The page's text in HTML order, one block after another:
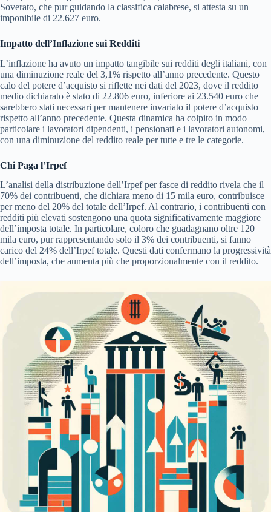
Soverato, che pur guidando la classifica calabrese, si attesta su un
imponibile di 22.627 euro.
Impatto dell’Inflazione sui Redditi
L’inflazione ha avuto un impatto tangibile sui redditi degli italiani, con
una diminuzione reale del 3,1% rispetto all’anno precedente. Questo
calo del potere d’acquisto si riflette nei dati del 2023, dove il reddito
medio dichiarato è stato di 22.806 euro, inferiore ai 23.540 euro che
sarebbero stati necessari per mantenere invariato il potere d’acquisto
rispetto all’anno precedente. Questa dinamica ha colpito in modo
particolare i lavoratori dipendenti, i pensionati e i lavoratori autonomi,
con una diminuzione del reddito reale per tutte e tre le categorie.
Chi Paga l’Irpef
L’analisi della distribuzione dell’Irpef per fasce di reddito rivela che il
70% dei contribuenti, che dichiara meno di 15 mila euro, contribuisce
per meno del 20% del totale dell’Irpef. Al contrario, i contribuenti con
redditi più elevati sostengono una quota significativamente maggiore
dell’imposta totale. In particolare, coloro che guadagnano oltre 120
mila euro, pur rappresentando solo il 3% dei contribuenti, si fanno
carico del 24% dell’Irpef totale. Questi dati confermano la progressività
dell’imposta, che aumenta più che proporzionalmente con il reddito.